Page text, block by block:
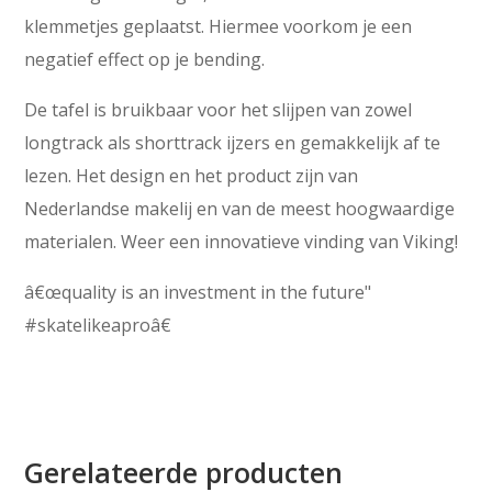
klemmetjes geplaatst. Hiermee voorkom je een
negatief effect op je bending.
De tafel is bruikbaar voor het slijpen van zowel
longtrack als shorttrack ijzers en gemakkelijk af te
lezen. Het design en het product zijn van
Nederlandse makelij en van de meest hoogwaardige
materialen. Weer een innovatieve vinding van Viking!
â€œquality is an investment in the future"
#skatelikeaproâ€
Gerelateerde producten